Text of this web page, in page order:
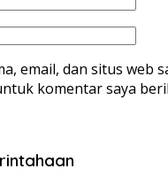
email, dan situs web
komentar saya